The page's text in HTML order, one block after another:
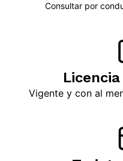
Consultar por
Vigente y con al